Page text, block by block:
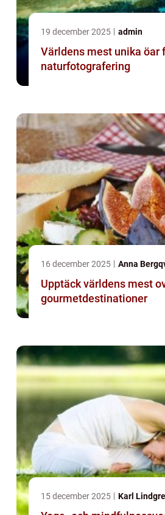
19 december 2025 admin
Världens mest unika öar
naturfotografering
16 december 2025 Anna
Upptäck världens mest
gourmetdestinationer
15 december 2025 Karl